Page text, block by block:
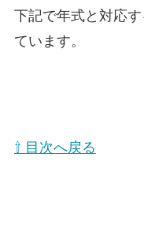
下記で年式と対応
ています。
⇧ 目次へ戻る